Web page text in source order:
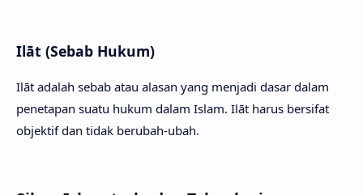
Ilāt (Sebab Hukum)
Ilāt adalah sebab atau alasan yang menjadi dasar dalam
penetapan suatu hukum dalam Islam. Ilāt harus bersifat
objektif dan tidak berubah-ubah.